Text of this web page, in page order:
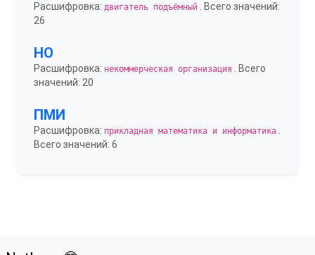
Расшифровка: двигатель подъёмный . Всего значений:
26
НО
Расшифровка: некоммерческая организация
. Всего
значений: 20
ПМИ
Расшифровка: прикладная математика и информатика
Всего значений: 6